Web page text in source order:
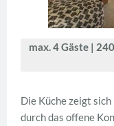
max. 4 Gäste |
Die Küche zeigt
durch das offene